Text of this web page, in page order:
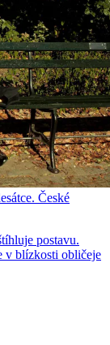
České
postavu.
v blízkosti obličeje